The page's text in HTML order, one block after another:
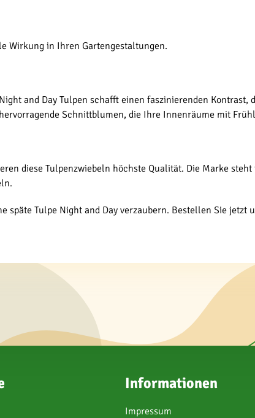
Wirkung in Ihren Gartengestaltungen.
and Day Tulpen schafft einen faszinierenden
Schnittblumen, die Ihre Innenräume mit
diese Tulpenzwiebeln höchste Qualität. Die Marke
späte Tulpe Night and Day verzaubern. Bestellen Sie
Informationen
Impressum